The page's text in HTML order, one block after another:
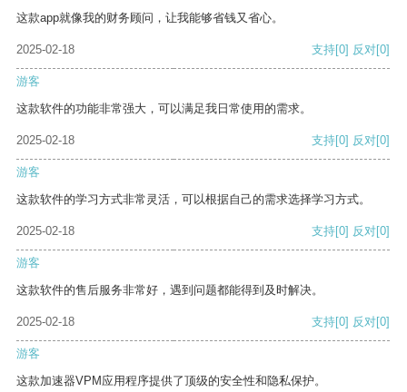
这款app就像我的财务顾问，让我能够省钱又省心。
2025-02-18 支持[0] 反对[0]
游客
这款软件的功能非常强大，可以满足我日常使用的需求。
2025-02-18 支持[0] 反对[0]
游客
这款软件的学习方式非常灵活，可以根据自己的需求选择学习方式。
2025-02-18 支持[0] 反对[0]
游客
这款软件的售后服务非常好，遇到问题都能得到及时解决。
2025-02-18 支持[0] 反对[0]
游客
这款加速器VPM应用程序提供了顶级的安全性和隐私保护。